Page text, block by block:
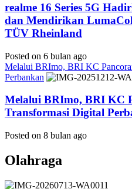
realme 16 Series 5G
dan Mendirikan
TÜV Rheinland
Posted on 6 bulan ago
Melalui BRImo, BRI KC
Perbankan
Melalui BRImo, BRI KC
Transformasi Digital
Posted on 8 bulan ago
Olahraga